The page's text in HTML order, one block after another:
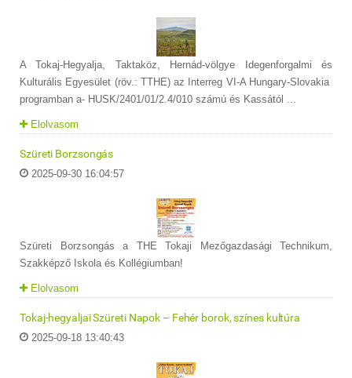
A Tokaj-Hegyalja, Taktaköz, Hernád-völgye Idegenforgalmi és
Kulturális Egyesület (röv.: TTHE) az Interreg VI-A Hungary-Slovakia
programban a- HUSK/2401/01/2.4/010 számú és Kassától ...
Elolvasom
Szüreti Borzsongás
2025-09-30 16:04:57
Szüreti Borzsongás a THE Tokaji Mezőgazdasági Technikum,
Szakképző Iskola és Kollégiumban!
Elolvasom
Tokaj-hegyaljai Szüreti Napok – Fehér borok, színes kultúra
2025-09-18 13:40:43